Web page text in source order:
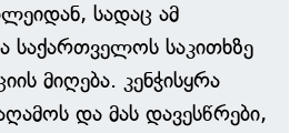
სადაც ამ
საქართველოს საკითხზე
მიღება. კენჭისყრა
და მას დავესწრები,